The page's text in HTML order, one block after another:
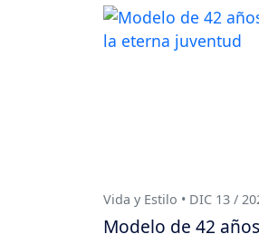
Vida y Estilo • DIC 13 /
Modelo de 42